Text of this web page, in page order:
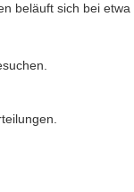
beläuft sich bei etwa